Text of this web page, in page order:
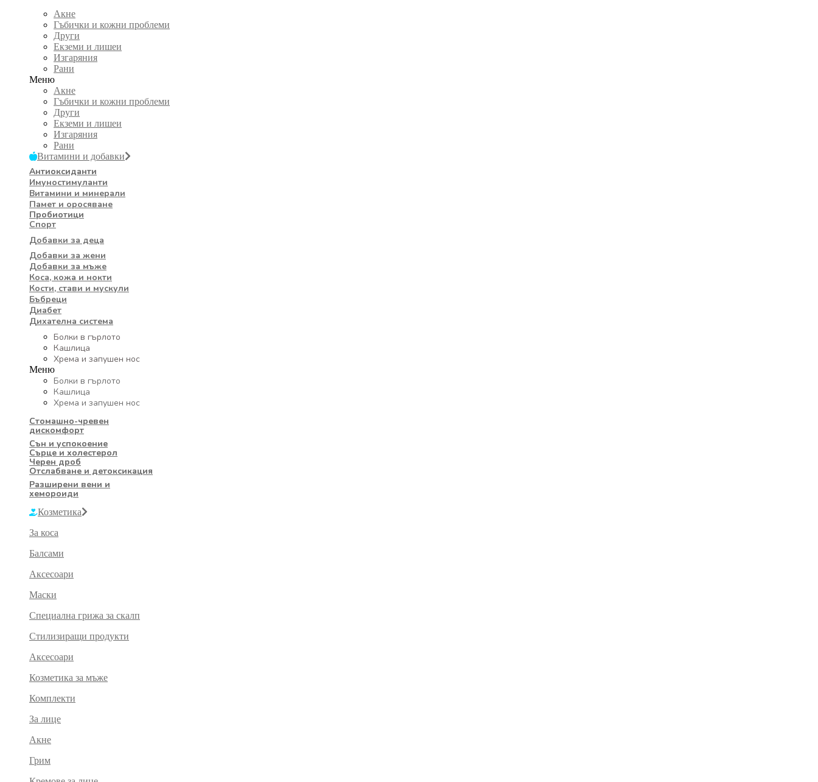
Акне
Гъбички и кожни проблеми
Други
Екземи и лишеи
Изгаряния
Рани
Меню
Акне
Гъбички и кожни проблеми
Други
Екземи и лишеи
Изгаряния
Рани
Витамини и добавки
Антиоксиданти
Имуностимуланти
Витамини и минерали
Памет и оросяване
Пробиотици
Спорт
Добавки за деца
Добавки за жени
Добавки за мъже
Коса, кожа и нокти
Кости, стави и мускули
Бъбреци
Диабет
Дихателна система
Болки в гърлото
Кашлица
Хрема и запушен нос
Меню
Болки в гърлото
Кашлица
Хрема и запушен нос
Стомашно-чревен
дискомфорт
Сън и успокоение
Сърце и холестерол
Черен дроб
Отслабване и детоксикация
Разширени вени и
хемороиди
Козметика
За коса
Балсами
Аксесоари
Маски
Специална грижа за скалп
Стилизиращи продукти
Аксесоари
Козметика за мъже
Комплекти
За лице
Акне
Грим